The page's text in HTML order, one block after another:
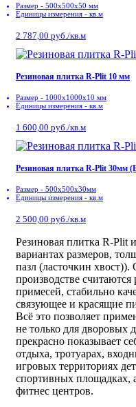
Размер - 500x500х50 мм
Единицы измерения - кв.м
2 787,00 руб./кв.м
Резиновая плитка R-Plit 10 мм
Размер - 1000х1000х10 мм
Единицы измерения - кв.м
1 600,00 руб./кв.м
Резиновая плитка R-Plit 30мм
Размер - 500x500x30мм
Единицы измерения - кв.м
2 500,00 руб./кв.м
Резиновая плитка R-Plit
вариантах размеров,
пазл (ласточкин
производстве
примесей, стабильно
связующее и красящие
Всё это позволяет
не только для дворовых
прекрасно показывает
отдыха, тротуарах,
игровых территориях
спортивных площадках,
фитнес центров.